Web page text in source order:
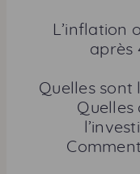
après
Quelles sont
Quelles